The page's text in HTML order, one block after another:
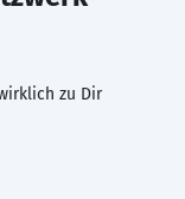
zu Dir